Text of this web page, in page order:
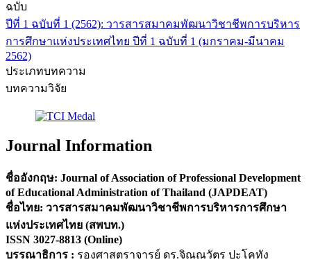
ฉบับ
ปีที่ 1 ฉบับที่ 1 (2562): วารสารสมาคมพัฒนาวิชาชีพการบริหาร
การศึกษาแห่งประเทศไทย ปีที่ 1 ฉบับที่ 1 (มกราคม-มีนาคม
2562)
ประเภทบทความ
บทความวิจัย
Journal Information
ชื่ออังกฤษ: Journal of Association of Professional Development
of Educational Administration of Thailand (JAPDEAT)
ชื่อไทย: วารสารสมาคมพัฒนาวิชาชีพการบริหารการศึกษา
แห่งประเทศไทย (สพบท.)
ISSN 3027-8813 (Online)
บรรณาธิการ : รองศาสตราจารย์ ดร.จิณณวัตร ปะโคทัง